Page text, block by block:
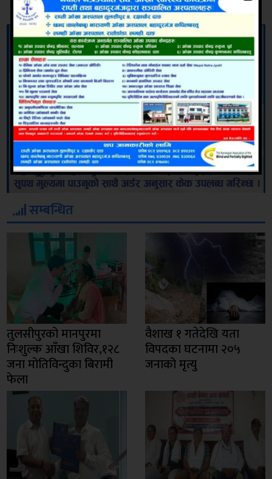
सम्बन्धित
तुलसीपुरको मानपुरमा
निःशुल्क आँखा शिविर,१२८
जना मोतिविन्दुका बिरामी
फेला
वैशाख १ गतेदेखि यता
विपदका घटनामा २०५
जनाको मृत्यु